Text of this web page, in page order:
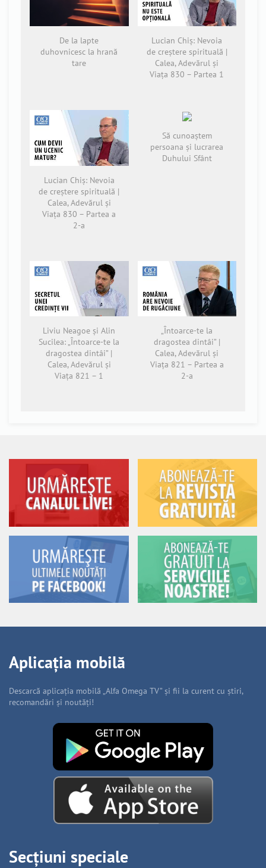
De la lapte
duhovnicesc la hrană
tare
Lucian Chiș: Nevoia
de creștere spirituală |
Calea, Adevărul și
Viața 830 – Partea 1
Lucian Chiș: Nevoia
de creștere spirituală |
Calea, Adevărul și
Viața 830 – Partea a
2-a
Să cunoaștem
persoana și lucrarea
Duhului Sfânt
Liviu Neagoe și Alin
Sucilea: „Întoarce-te la
dragostea dintâi” |
Calea, Adevărul și
Viața 821 – 1
„Întoarce-te la
dragostea dintâi” |
Calea, Adevărul și
Viața 821 – Partea a
2-a
Aplicația mobilă
Descarcă aplicația mobilă „Alfa Omega TV” și fii la curent cu știri,
recomandări și noutăți!
Secțiuni speciale